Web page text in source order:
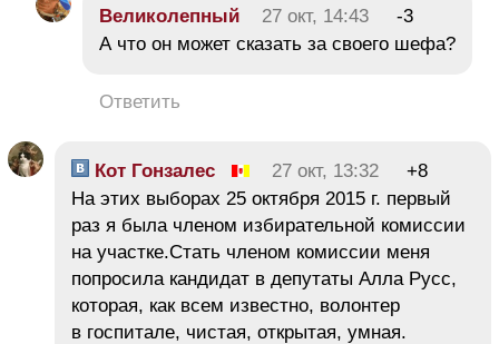
Великолепный 27 окт, 14:43
-3
А что он может сказать за своего шефа?
Ответить
Кот Гонзалес 27 окт, 13:32
+8
На этих выборах 25 октября 2015 г. первый
раз я была членом избирательной комиссии
на участке.Стать членом комиссии меня
попросила кандидат в депутаты Алла Русс,
которая, как всем известно, волонтер
в госпитале, чистая, открытая, умная.